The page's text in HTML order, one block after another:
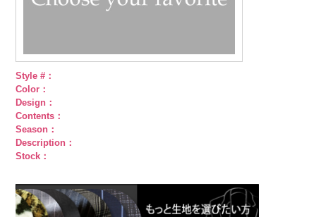
Style #：
Color：
Design：
Contents：
Season：
Description：
Stock：